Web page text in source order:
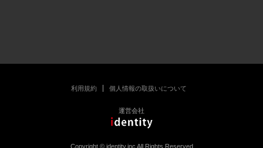
利用規約 個人情報の取扱いについて
Copyright © identity.inc All Rights Reserved
運営会社